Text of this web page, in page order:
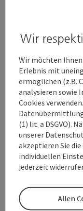
Damenmode in
Wels.
Kontakt
Öffnungszeiten
Anreise/Lage
Wir
Wir möchten
Erlebnis mit
ermöglichen (z.B.
analysieren sowie
Cookies
(1) lit. a DSGVO).
unserer
akzeptieren Sie die
individuellen
jederzeit
Allen